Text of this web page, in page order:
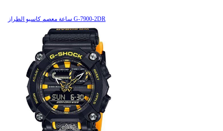
ساعة معصم کاسیو الطراز G-7900-2DR